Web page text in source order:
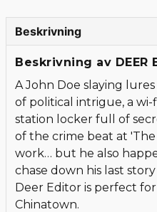
Beskrivning
Beskrivning av DEER
A John Doe slaying
of political intrigue, a
station locker full of
of the crime beat at 'The
work… but he also
chase down his last
Deer Editor is perfect
Chinatown.